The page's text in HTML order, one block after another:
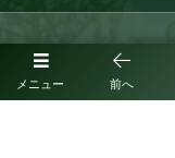
メニュー 前へ